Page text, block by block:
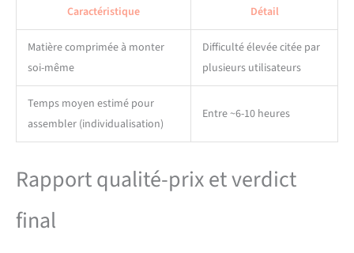
de cuisine sont clairement
triés, utilisables
efficacement et la cuisine
reste propre et bien rangée.
est équipée de deux
roulettes verrouillables qui
assurent un déplacement
stabilité. La table est facile à
déplacer et à ajuster sa
Caractéristique Détail
Matière comprimée à monter
soi-même
Difficulté élevée citée par
plusieurs utilisateurs
Temps moyen estimé pour
assembler (individualisation)
Entre ~6-10 heures
Rapport qualité-prix et verdict
final